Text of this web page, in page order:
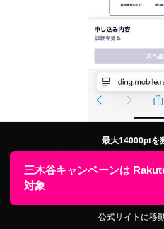
電話番号の選択画面が表示さ
せて「他社から電話番号その
最大14000ptを
三木谷キャンペーンは
対象
公式サイトに移